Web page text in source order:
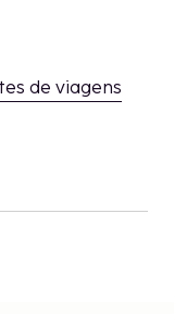
de viagens